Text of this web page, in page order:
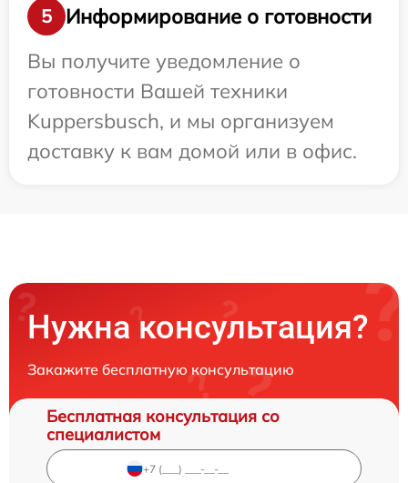
5
Информирование о готовности
Вы получите уведомление о
готовности Вашей техники
Kuppersbusch, и мы организуем
доставку к вам домой или в офис.
Нужна консультация?
Закажите бесплатную консультацию
Бесплатная консультация со
специалистом